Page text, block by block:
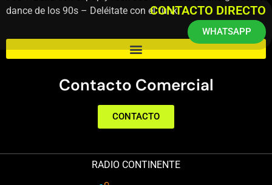
dance de los 90s – Deléitate con el funk.
Contacto Comercial
CONTACTO
RADIO CONTINENTE
CONTACTO DIRECTO
WHATSAPP